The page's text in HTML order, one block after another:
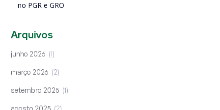
no PGR e GRO
Arquivos
junho 2026 1
março 2026 2
setembro 2025 1